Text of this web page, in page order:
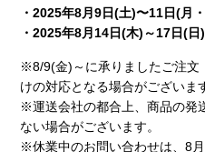
・2025年8月9日(土)〜11日(月
・2025年8月14日(木)～17日(日)
※8/9(金)～に承りましたご注文
けの対応となる場合がございま
※運送会社の都合上、商品の発
ない場合がございます。
※休業中のお問い合わせは、8